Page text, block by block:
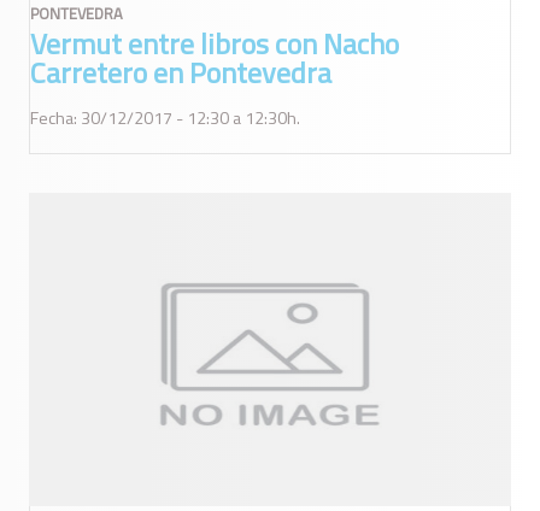
PONTEVEDRA
Vermut entre libros con Nacho
Carretero en Pontevedra
Fecha: 30/12/2017 - 12:30 a 12:30h.